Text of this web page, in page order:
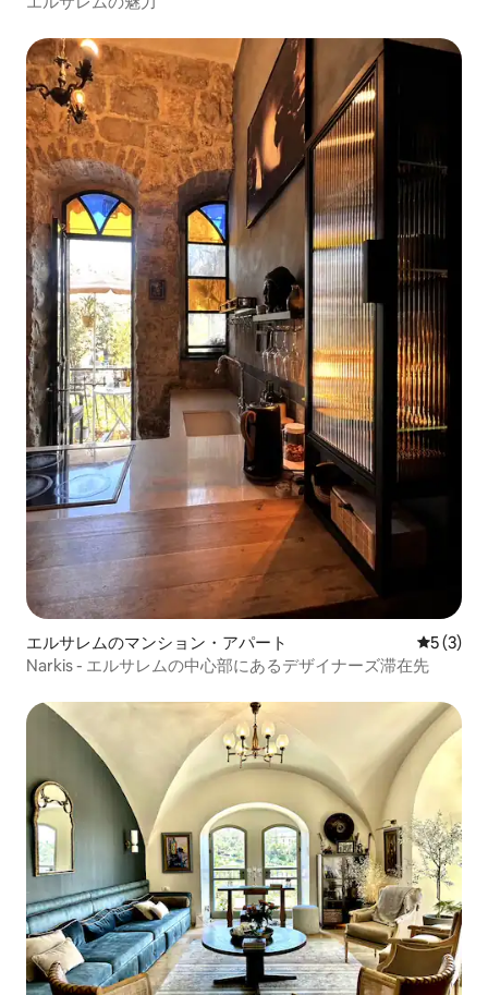
エルサレムのマンション・アパート レビュー
5 (3)
Narkis - エルサレムの中心部にあるデザイナーズ滞在先